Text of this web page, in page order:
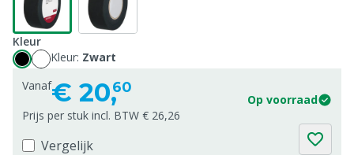
Kleur
Kleur: Zwart
Vanaf€ 20,60
Op voorraad
Prijs per stuk incl. BTW € 26,26
Vergelijk